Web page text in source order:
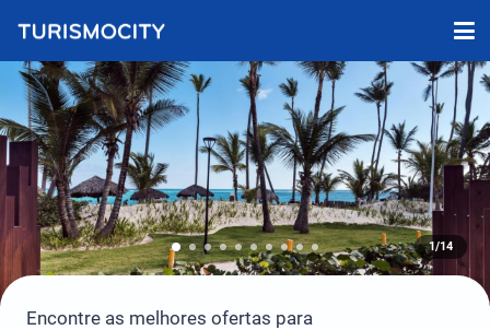
1/14
Encontre as melhores ofertas para